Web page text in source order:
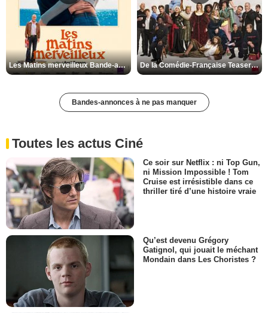
Les Matins merveilleux Bande-annonce VF De la Comédie-Française Teaser VF
Bandes-annonces à ne pas manquer
Toutes les actus Ciné
Ce soir sur Netflix : ni Top Gun,
ni Mission Impossible ! Tom
Cruise est irrésistible dans ce
thriller tiré d’une histoire vraie
Qu’est devenu Grégory
Gatignol, qui jouait le méchant
Mondain dans Les Choristes ?